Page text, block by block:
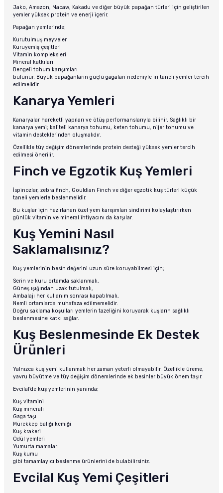
Jako, Amazon, Macaw, Kakadu ve diğer büyük papağan türleri için geliştirilen
yemler yüksek protein ve enerji içerir.
Papağan yemlerinde;
Kurutulmuş meyveler
Kuruyemiş çeşitleri
Vitamin kompleksleri
Mineral katkıları
Dengeli tohum karışımları
bulunur. Büyük papağanların güçlü gagaları nedeniyle iri taneli yemler tercih
edilmelidir.
Kanarya Yemleri
Kanaryalar hareketli yapıları ve ötüş performanslarıyla bilinir. Sağlıklı bir
kanarya yemi; kaliteli kanarya tohumu, keten tohumu, nijer tohumu ve
vitamin desteklerinden oluşmalıdır.
Özellikle tüy değişim dönemlerinde protein desteği yüksek yemler tercih
edilmesi önerilir.
Finch ve Egzotik Kuş Yemleri
İspinozlar, zebra finch, Gouldian Finch ve diğer egzotik kuş türleri küçük
taneli yemlerle beslenmelidir.
Bu kuşlar için hazırlanan özel yem karışımları sindirimi kolaylaştırırken
günlük vitamin ve mineral ihtiyacını da karşılar.
Kuş Yemini Nasıl
Saklamalısınız?
Kuş yemlerinin besin değerini uzun süre koruyabilmesi için;
Serin ve kuru ortamda saklanmalı,
Güneş ışığından uzak tutulmalı,
Ambalajı her kullanım sonrası kapatılmalı,
Nemli ortamlarda muhafaza edilmemelidir.
Doğru saklama koşulları yemlerin tazeliğini koruyarak kuşların sağlıklı
beslenmesine katkı sağlar.
Kuş Beslenmesinde Ek Destek
Ürünleri
Yalnızca kuş yemi kullanmak her zaman yeterli olmayabilir. Özellikle üreme,
yavru büyütme ve tüy değişim dönemlerinde ek besinler büyük önem taşır.
Evcilal'de kuş yemlerinin yanında;
Kuş vitamini
Kuş minerali
Gaga taşı
Mürekkep balığı kemiği
Kuş krakeri
Ödül yemleri
Yumurta mamaları
Kuş kumu
gibi tamamlayıcı beslenme ürünlerini de bulabilirsiniz.
Evcilal Kuş Yemi Çeşitleri